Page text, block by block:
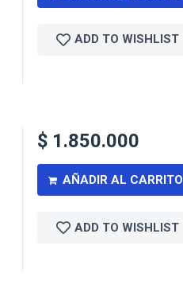
ADD TO WISHLIST
$ 1.850.000
AÑADIR AL CARRITO
ADD TO WISHLIST